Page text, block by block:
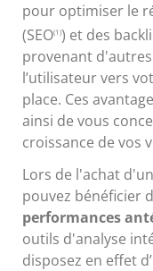
pour optimiser le
(SEO(1)) et des
provenant
l’utilisateur vers
place. Ces
ainsi de vous
croissance de vos
Lors de l'achat
pouvez bénéficier
performances
outils d'analyse
disposez en effet